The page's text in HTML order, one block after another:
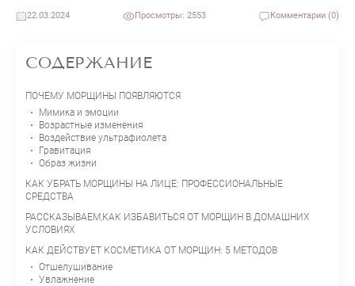
22.03.2024 Просмотры: 2553 Комментарии (0)
СОДЕРЖАНИЕ
ПОЧЕМУ МОРЩИНЫ ПОЯВЛЯЮТСЯ
Мимика и эмоции
Возрастные изменения
Воздействие ультрафиолета
Гравитация
Образ жизни
КАК УБРАТЬ МОРЩИНЫ НА ЛИЦЕ: ПРОФЕССИОНАЛЬНЫЕ
СРЕДСТВА
РАССКАЗЫВАЕМ,КАК ИЗБАВИТЬСЯ ОТ МОРЩИН В ДОМАШНИХ
УСЛОВИЯХ
КАК ДЕЙСТВУЕТ КОСМЕТИКА ОТ МОРЩИН: 5 МЕТОДОВ
Отшелушивание
Увлажнение